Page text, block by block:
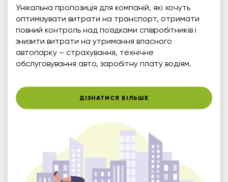
Унікальна пропозиція для компаній, які хочуть
оптимізувати витрати на транспорт, отримати
повний контроль над поїздками співробітників і
знизити витрати на утримання власного
автопарку – страхування, технічне
обслуговування авто, заробітну плату водіям.
ДІЗНАТИСЯ БІЛЬШЕ